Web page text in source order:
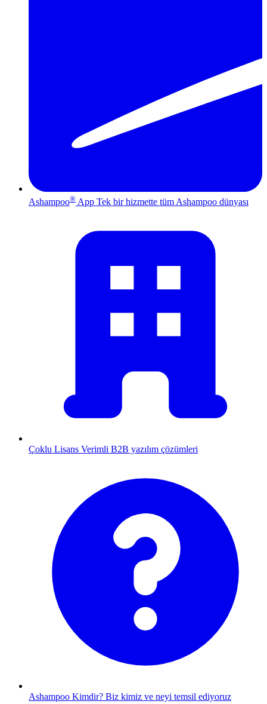
Ashampoo® App Tek bir hizmette tüm Ashampoo dünyası
Çoklu Lisans Verimli B2B yazılım çözümleri
Ashampoo Kimdir? Biz kimiz ve neyi temsil ediyoruz